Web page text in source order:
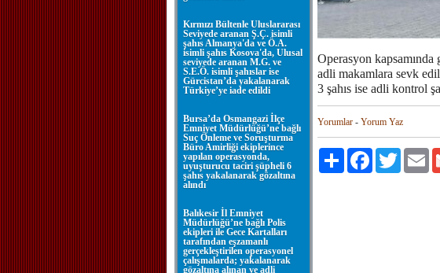
Kırmızı Bültenle Uluslararası
Seviyede aranan Ş.Ç. isimli
şahıs Almanya'da ve Ö.A.
isimli şahıs Kosova'da, Ulusal
seviyede aranan M.G. ve
S.E.Ö. isimli şahıslar ise
Gürcistan’da yakalanarak
Türkiye’ye iade edildi
Bursa’da Osmangazi İlçe
Emniyet Müdürlüğü’ne bağlı
Suç Önleme ve Soruşturma
Büro Amirliği ekiplerince
yapılan operasyonda,
uyuşturucu taciri şüpheli 6
şahıs yakalanarak gözaltına
alındı
Balıkesir İl Emniyet
Müdürlüğü’ne bağlı Polis
ekipleri ile Gece Kartalları
tarafından eşzamanlı
gerçekleştirilen operasyonel
çalışmalarda; yakalanarak
gözaltına alınan ve adli
Operasyon kapsamında
adli makamlara sevk
3 şahıs ise adli kontrol
Yorumlar - Yorum Yaz
Paylaş FacebookTwitter